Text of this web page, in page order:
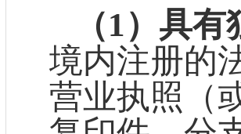
（1）具有
境内注册的
营业执照（